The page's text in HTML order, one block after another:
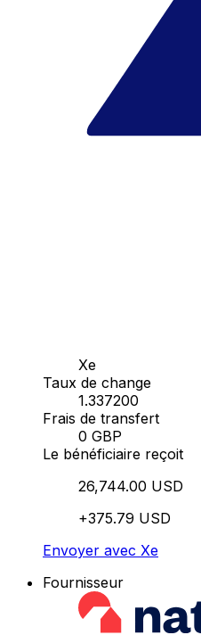
Xe
Taux de change
1.337200
Frais de transfert
0 GBP
Le bénéficiaire reçoit
26,744.00 USD
+375.79 USD
Envoyer avec Xe
Fournisseur